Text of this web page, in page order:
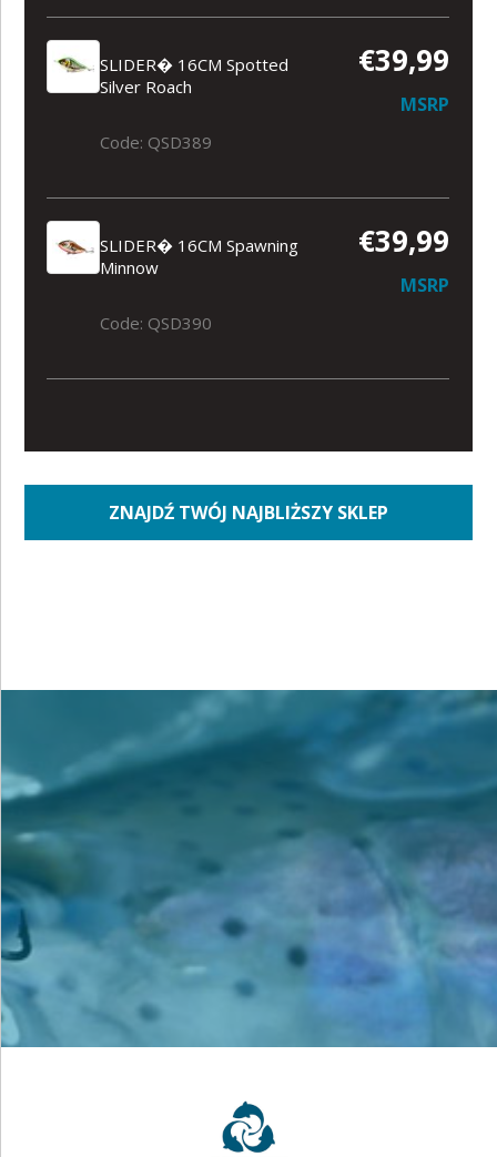
SLIDER� 16CM Spotted
Silver Roach
€39,99
MSRP
Code: QSD389
SLIDER� 16CM Spawning
Minnow
€39,99
MSRP
Code: QSD390
ZNAJDŹ TWÓJ NAJBLIŻSZY SKLEP